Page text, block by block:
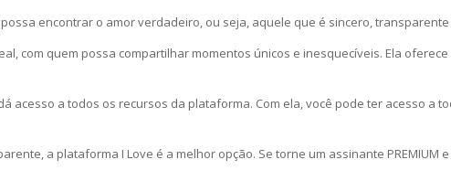
encontrar o amor verdadeiro, ou seja, aquele que é sincero,
com quem possa compartilhar momentos únicos e inesquecíveis. Ela
acesso a todos os recursos da plataforma. Com ela, você pode ter acesso a
a plataforma I Love é a melhor opção. Se torne um assinante